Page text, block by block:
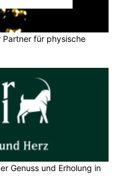
Partner für physische
Genuss und Erholung in